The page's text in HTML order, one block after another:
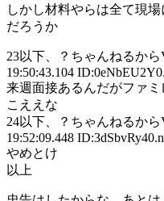
しかし材料やらは全て現
だろうか
23以下、？ちゃんねるか
19:50:43.104
来週面接あるんだがファ
こええな
24以下、？ちゃんねるか
19:52:09.448
やめとけ
以上